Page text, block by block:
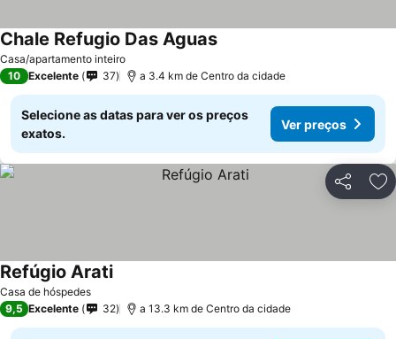
Casa/apartamento inteiro
Chale Refugio Das Aguas
10 Excelente 37 a 3.4 km de Centro da cidade
Selecione as datas para ver os preços
exatos.
Ver preços
Partilhar
Casa de hóspedes
Refúgio Arati
9,5 Excelente 32 a 13.3 km de Centro da cidade